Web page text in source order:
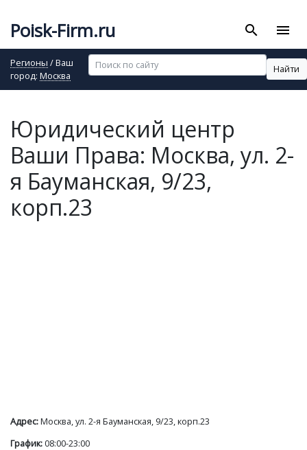
Poisk-Firm.ru search menu
Регионы / Ваш
город: Москва
Найти
Юридический центр
Ваши Права: Москва, ул. 2-
я Бауманская, 9/23,
корп.23
Адрес:Москва, ул. 2-я Бауманская, 9/23, корп.23
График:08:00-23:00